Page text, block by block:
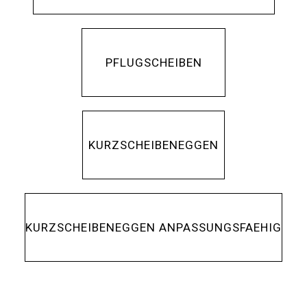
PFLUGSCHEIBEN
KURZSCHEIBENEGGEN
KURZSCHEIBENEGGEN ANPASSUNGSFAEHIG